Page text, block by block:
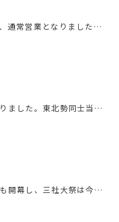
夏季休業も終わり、通常営業となりました。甲子園の方は台風の…
夏の甲子園が始まりました。東北勢同士当たることが多い今回の…
青森県内のお祭りも開幕し、三社大祭は今日で閉幕です。八戸の…